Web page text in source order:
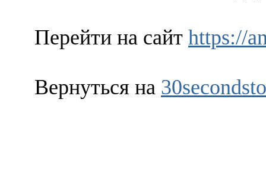
Перейти на сайт https://
Вернуться на